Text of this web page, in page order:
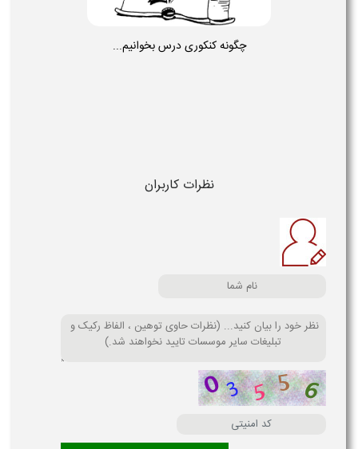
چگونه کنکوری درس بخوانیم...
نظرات کاربران